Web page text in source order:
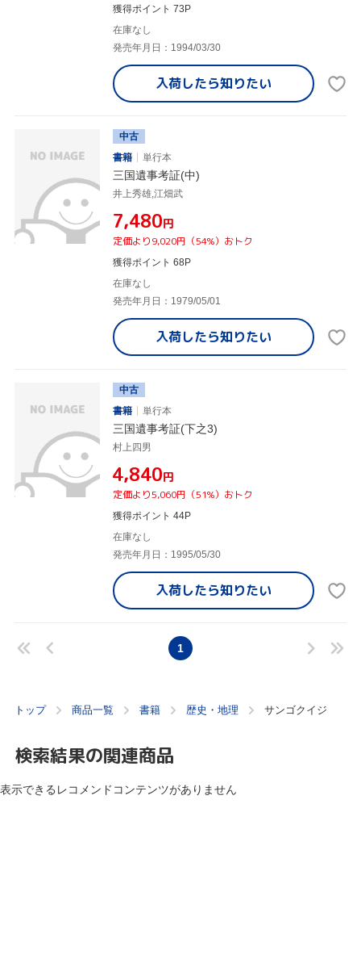
獲得ポイント 73P
在庫なし
発売年月日：1994/03/30
入荷したら知りたい
中古
書籍
単行本
三国遺事考証(中)
井上秀雄,江畑武
¥7,480円
定価より9,020円（54%）おトク
獲得ポイント 68P
在庫なし
発売年月日：1979/05/01
入荷したら知りたい
中古
書籍
単行本
三国遺事考証(下之3)
村上四男
¥4,840円
定価より5,060円（51%）おトク
獲得ポイント 44P
在庫なし
発売年月日：1995/05/30
入荷したら知りたい
1
トップ 商品一覧 書籍 歴史・地理 サンゴクイジ
検索結果の関連商品
表示できるレコメンドコンテンツがありません